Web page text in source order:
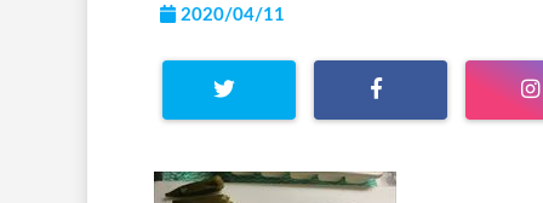
2020/04/11